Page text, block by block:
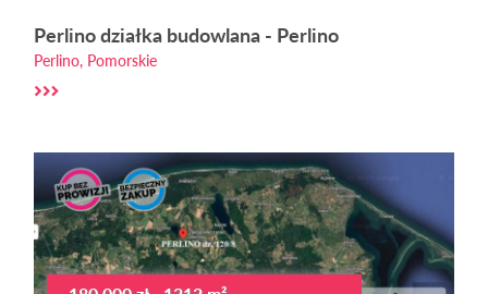
Perlino działka budowlana - Perlino
Perlino, Pomorskie